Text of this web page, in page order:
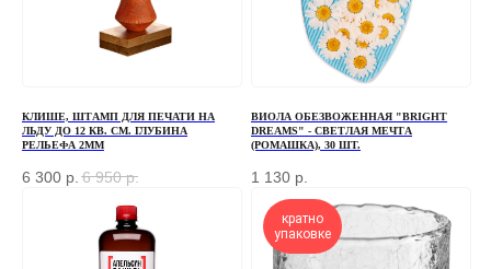
КЛИШЕ, ШТАМП ДЛЯ ПЕЧАТИ НА
ЛЬДУ ДО 12 КВ. СМ. ГЛУБИНА
РЕЛЬЕФА 2ММ
6 300 р. 6 950 р.
ВИОЛА ОБЕЗВОЖЕННАЯ "BRIGHT
DREAMS" - СВЕТЛАЯ МЕЧТА
(РОМАШКА), 30 ШТ.
1 130 р.
кратно
упаковке
Г. МОСКВА, ДЕРБЕНЕВСКАЯ
НАБЕРЕЖНАЯ, Д. 7, СТР. 2
ПЕРЕД ПОСЕЩЕНИЕМ ОФИСА, ПОЖАЛУЙСТА,